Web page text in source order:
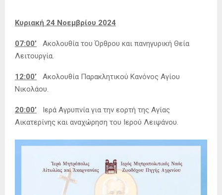
Κυριακή 24 Νοεμβρίου 2024
07:00’ Ακολουθία του Όρθρου και πανηγυρική Θεία
Λειτουργία.
12:00’ Ακολουθία Παρακλητικού Κανόνος Αγίου
Νικολάου.
20:00’ Ιερά Αγρυπνία για την εορτή της Αγίας
Αικατερίνης και αναχώρηση του Ιερού Λειψάνου.